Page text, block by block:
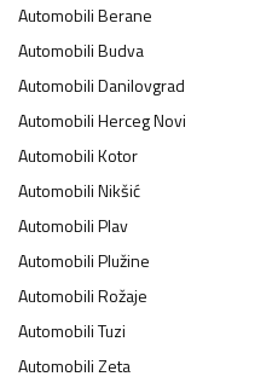
AutomobiliBerane
AutomobiliBudva
AutomobiliDanilovgrad
AutomobiliHerceg Novi
AutomobiliKotor
AutomobiliNikšić
AutomobiliPlav
AutomobiliPlužine
AutomobiliRožaje
AutomobiliTuzi
AutomobiliZeta